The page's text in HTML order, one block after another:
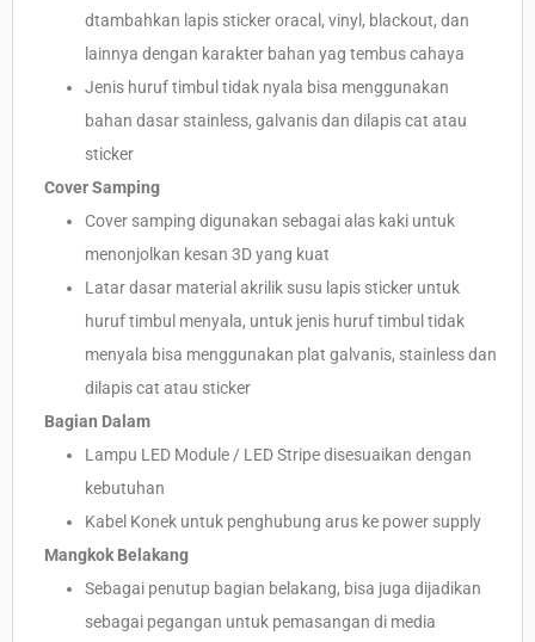
dtambahkan lapis sticker oracal, vinyl, blackout, dan
lainnya dengan karakter bahan yag tembus cahaya
Jenis huruf timbul tidak nyala bisa menggunakan
bahan dasar stainless, galvanis dan dilapis cat atau
sticker
Cover Samping
Cover samping digunakan sebagai alas kaki untuk
menonjolkan kesan 3D yang kuat
Latar dasar material akrilik susu lapis sticker untuk
huruf timbul menyala, untuk jenis huruf timbul tidak
menyala bisa menggunakan plat galvanis, stainless dan
dilapis cat atau sticker
Bagian Dalam
Lampu LED Module / LED Stripe disesuaikan dengan
kebutuhan
Kabel Konek untuk penghubung arus ke power supply
Mangkok Belakang
Sebagai penutup bagian belakang, bisa juga dijadikan
sebagai pegangan untuk pemasangan di media